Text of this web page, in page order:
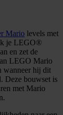
Mario levels met
je LEGO®
en zet de
LEGO Mario
wanneer hij dit
Deze bouwset is
met Mario